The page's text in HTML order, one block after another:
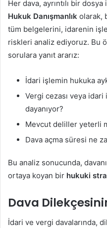
Her dava, ayrıntılı bir
Hukuk Danışmanlık olarak,
tüm belgelerini, idarenin
riskleri analiz ediyoruz. Bu
sorulara yanıt ararız:
İdari işlemin hukuka
Vergi cezası veya
dayanıyor?
Mevcut deliller yeterli
Dava açma süresi ne
Bu analiz sonucunda,
ortaya koyan bir hukuki
Dava
İdari ve vergi davalarında,